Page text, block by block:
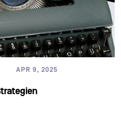
APR 9, 2025